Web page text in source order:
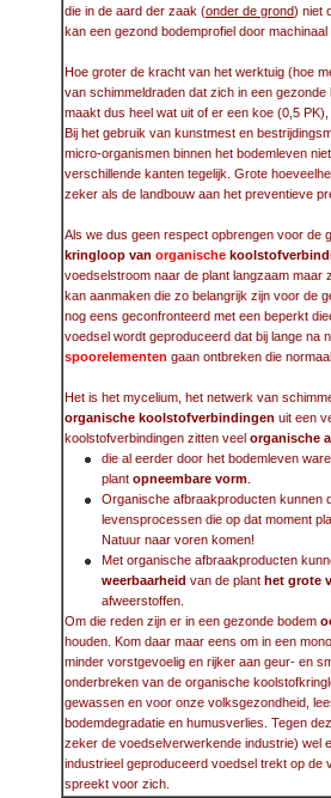
die in de aard der zaak (onder de grond) niet
kan een gezond bodemprofiel door
Hoe groter de kracht van het werktuig (hoe
van schimmeldraden dat zich in een
maakt dus heel wat uit of er een koe (0,5
Bij het gebruik van kunstmest en
micro-organismen binnen het bodemleven
verschillende kanten tegelijk. Grote
zeker als de landbouw aan het preventieve
Als we dus geen respect opbrengen voor de
kringloop van organische
voedselstroom naar de plant langzaam maar
kan aanmaken die zo belangrijk zijn voor de
nog eens geconfronteerd met een beperkt
voedsel wordt geproduceerd dat bij lange na
spoorelementen gaan ontbreken die
Het is het mycelium, het netwerk van
organische koolstofverbindingen uit een
koolstofverbindingen zitten veel organische
die al eerder door het bodemleven
plant opneembare vorm
Organische afbraakproducten kunnen
levensprocessen die op dat moment
Natuur naar voren komen!
Met organische afbraakproducten
weerbaarheid van de plant het grote
afweerstoffen.
Om die reden zijn er in een gezonde bodem
houden. Kom daar maar eens om in een
minder vorstgevoelig en rijker aan geur- en
onderbreken van de organische
gewassen en voor onze volksgezondheid,
bodemdegradatie en humusverlies. Tegen
zeker de voedselverwerkende industrie) wel
industrieel geproduceerd voedsel trekt op
spreekt voor zich.